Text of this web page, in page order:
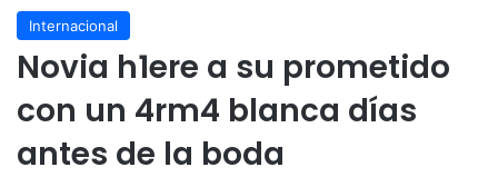
Internacional
Novia h1ere a su prometido
con un 4rm4 blanca días
antes de la boda